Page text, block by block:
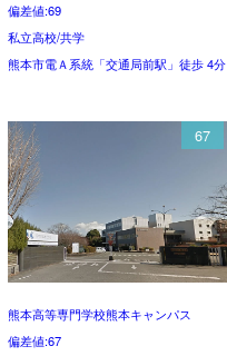
偏差値:69
私立高校/共学
熊本市電Ａ系統「交通局前駅」徒歩 4分
67
熊本高等専門学校熊本キャンパス
偏差値:67